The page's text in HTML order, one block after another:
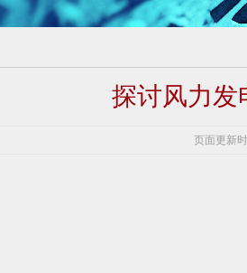
探讨风力发
页面更新